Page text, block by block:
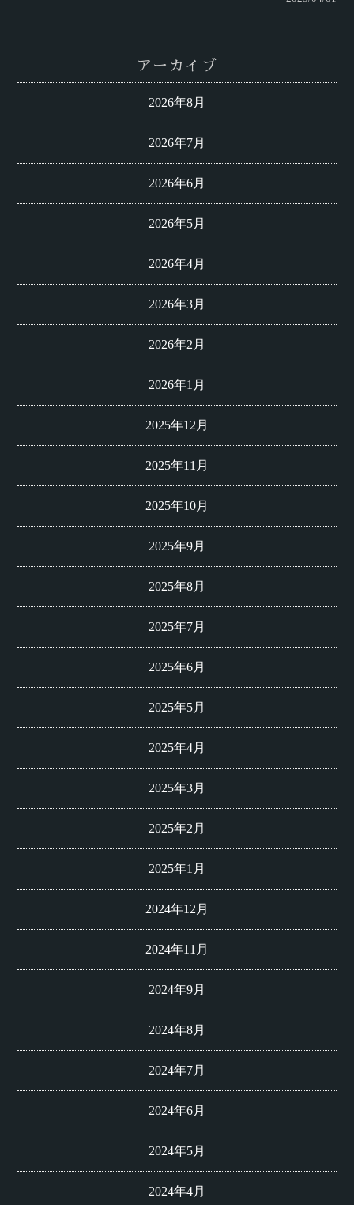
アーカイブ
2026年8月
2026年7月
2026年6月
2026年5月
2026年4月
2026年3月
2026年2月
2026年1月
2025年12月
2025年11月
2025年10月
2025年9月
2025年8月
2025年7月
2025年6月
2025年5月
2025年4月
2025年3月
2025年2月
2025年1月
2024年12月
2024年11月
2024年9月
2024年8月
2024年7月
2024年6月
2024年5月
2024年4月